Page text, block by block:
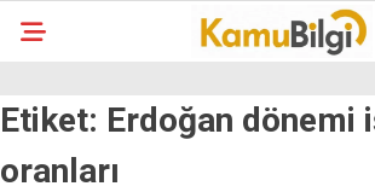
Etiket: Erdoğan dönemi
oranları